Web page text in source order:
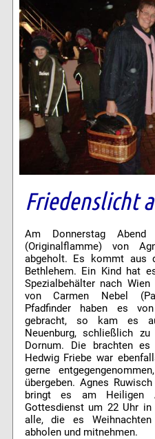
Friedenslicht
Am Donnerstag Abend
(Originalflamme) von
abgeholt. Es kommt aus
Bethlehem. Ein Kind hat
Spezialbehälter nach
von Carmen Nebel
Pfadfinder haben es
gebracht, so kam es
Neuenburg, schließlich
Dornum. Die brachten
Hedwig Friebe war
gerne
übergeben. Agnes
bringt es am Heiligen
Gottesdienst um 22 Uhr
alle, die es
abholen und mitnehmen.